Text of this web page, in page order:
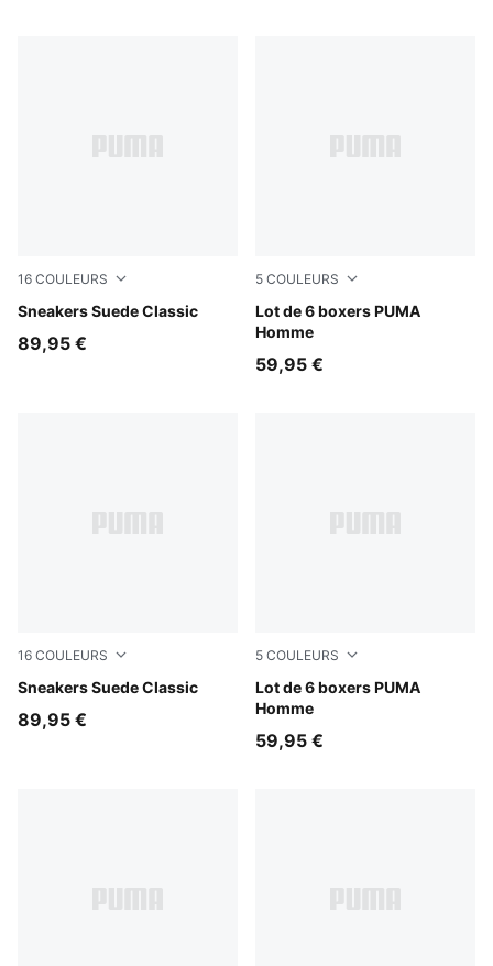
16 COULEURS
Sneakers Suede Classic
For All Time Red-PUMA White
89,95 €
5 COULEURS
Lot de 6 boxers PUMA
Homme
blue combo
59,95 €
16 COULEURS
Sneakers Suede Classic
Chambray Blue-PUMA White
89,95 €
5 COULEURS
Lot de 6 boxers PUMA
Homme
black / various logo colors
59,95 €